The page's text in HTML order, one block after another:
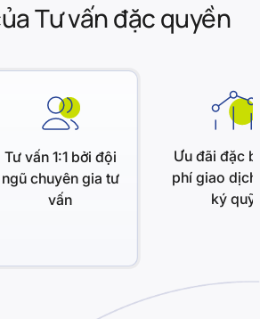
Tư vấn đặc quyền
Tư vấn 1:1 bởi đội
ngũ chuyên gia tư
vấn
Ưu đãi đặc
phí giao
ký quỹ